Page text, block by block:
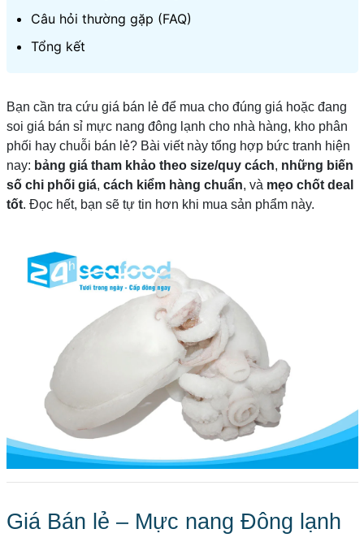
Câu hỏi thường gặp (FAQ)
Tổng kết
Bạn cần tra cứu giá bán lẻ để mua cho đúng giá hoặc đang
soi giá bán sỉ mực nang đông lạnh cho nhà hàng, kho phân
phối hay chuỗi bán lẻ? Bài viết này tổng hợp bức tranh hiện
nay: bảng giá tham khảo theo size/quy cách, những biến
số chi phối giá, cách kiểm hàng chuẩn, và mẹo chốt deal
tốt. Đọc hết, bạn sẽ tự tin hơn khi mua sản phẩm này.
Giá Bán lẻ – Mực nang Đông lạnh